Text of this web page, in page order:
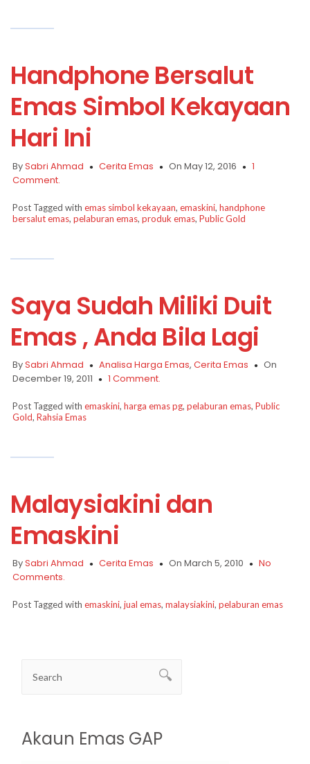
Handphone Bersalut
Emas Simbol Kekayaan
Hari Ini
BySabri Ahmad Cerita Emas On May 12, 2016
1
Comment.
Post Tagged with emas simbol kekayaan, emaskini, handphone
bersalut emas, pelaburan emas, produk emas, Public Gold
Saya Sudah Miliki Duit
Emas , Anda Bila Lagi
BySabri Ahmad Analisa Harga Emas, Cerita Emas
On
December 19, 2011
1 Comment.
Post Tagged with emaskini, harga emas pg, pelaburan emas, Public
Gold, Rahsia Emas
Malaysiakini dan
Emaskini
BySabri Ahmad Cerita Emas On March 5, 2010
No
Comments.
Post Tagged with emaskini, jual emas, malaysiakini, pelaburan emas
Akaun Emas GAP